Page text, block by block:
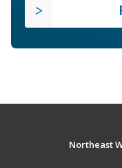
Northeast